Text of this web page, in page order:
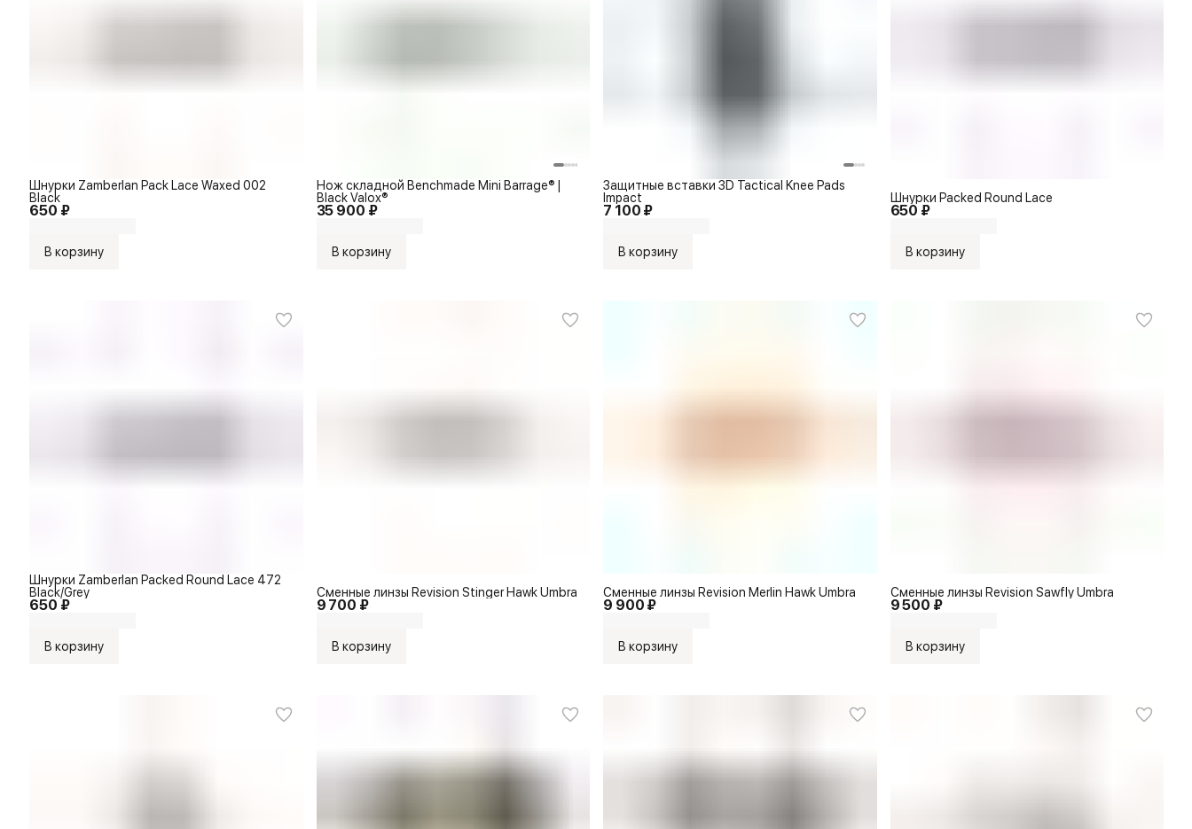
650 ₽
Шнурки Zamberlan Pack Lace Waxed 002
Black
В корзину
35 900 ₽
Нож складной Benchmade Mini Barrage® |
Black Valox®
В корзину
7 100 ₽
Защитные вставки 3D Tactical Knee Pads
Impact
В корзину
650 ₽
Шнурки Packed Round Lace
В корзину
650 ₽
Шнурки Zamberlan Packed Round Lace 472
Black/Grey
В корзину
9 700 ₽
Сменные линзы Revision Stinger Hawk Umbra
В корзину
9 900 ₽
Сменные линзы Revision Merlin Hawk Umbra
В корзину
9 500 ₽
Сменные линзы Revision Sawfly Umbra
В корзину